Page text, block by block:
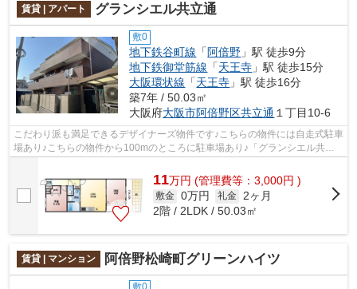
賃貸 | アパート グランシエル共立通
敷0
地下鉄谷町線 「阿倍野 」駅 徒歩9分
地下鉄御堂筋線 「天王寺 」駅 徒歩15分
大阪環状線 「天王寺 」駅 徒歩16分
築7年 / 50.03㎡
大阪府大阪市阿倍野区共立通 １丁目10-6
こだわり派も満足できるデザイナーズ物件です♪こちらの物件には自走式駐車
場あり♪こちらの物件から100mのところに駐車場あり♪「グランシエル共立
通」のここがイチオシ♪地下鉄谷町線阿...
11万円 (管理費等：3,000円 )
敷金 0万円 礼金
2ヶ月
2階 / 2LDK / 50.03㎡
賃貸 | マンション 阿倍野松崎町グリーンハイツ